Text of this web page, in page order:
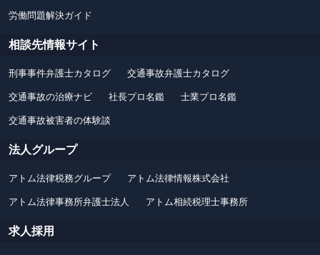
労働問題解決ガイド
相談先情報サイト
刑事事件弁護士カタログ 交通事故弁護士カタログ
交通事故の治療ナビ 社長プロ名鑑 士業プロ名鑑
交通事故被害者の体験談
法人グループ
アトム法律税務グループ アトム法律情報株式会社
アトム法律事務所弁護士法人 アトム相続税理士事務所
求人採用